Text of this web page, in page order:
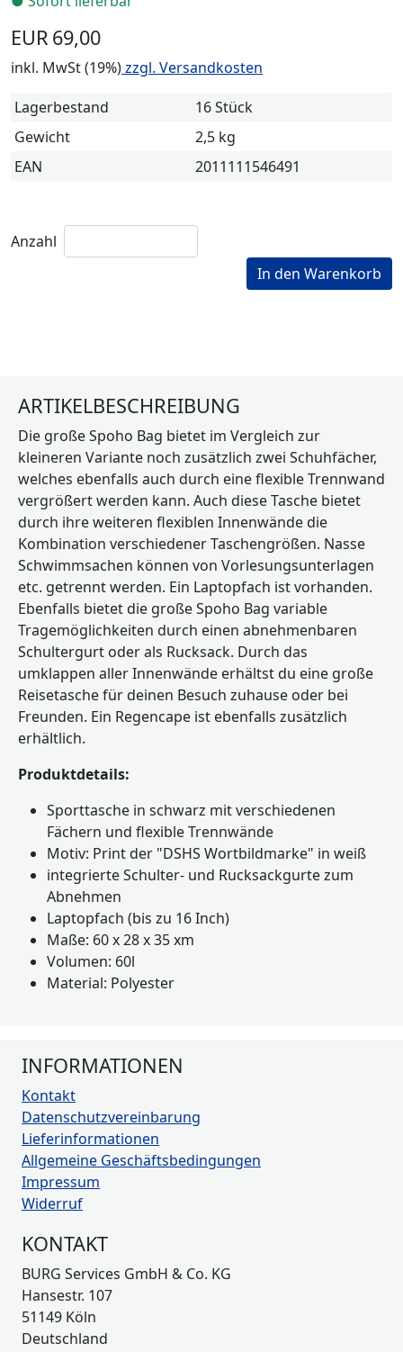
EUR 69,00
inkl. MwSt (19%)zzgl. Versandkosten
Lagerbestand
16 Stück
Gewicht
2,5 kg
EAN
2011111546491
Anzahl
In den Warenkorb
ARTIKELBESCHREIBUNG
Die große Spoho Bag bietet im Vergleich zur
kleineren Variante noch zusätzlich zwei Schuhfächer,
welches ebenfalls auch durch eine flexible Trennwand
vergrößert werden kann. Auch diese Tasche bietet
durch ihre weiteren flexiblen Innenwände die
Kombination verschiedener Taschengrößen. Nasse
Schwimmsachen können von Vorlesungsunterlagen
etc. getrennt werden. Ein Laptopfach ist vorhanden.
Ebenfalls bietet die große Spoho Bag variable
Tragemöglichkeiten durch einen abnehmenbaren
Schultergurt oder als Rucksack. Durch das
umklappen aller Innenwände erhältst du eine große
Reisetasche für deinen Besuch zuhause oder bei
Freunden. Ein Regencape ist ebenfalls zusätzlich
erhältlich.
Produktdetails:
Sporttasche in schwarz mit verschiedenen
Fächern und flexible Trennwände
Motiv: Print der "DSHS Wortbildmarke" in weiß
integrierte Schulter- und Rucksackgurte zum
Abnehmen
Laptopfach (bis zu 16 Inch)
Maße: 60 x 28 x 35 xm
Volumen: 60l
Material: Polyester
INFORMATIONEN
Kontakt
Datenschutzvereinbarung
Lieferinformationen
Allgemeine Geschäftsbedingungen
Impressum
Widerruf
KONTAKT
BURG Services GmbH & Co. KG
Hansestr. 107
51149 Köln
Deutschland